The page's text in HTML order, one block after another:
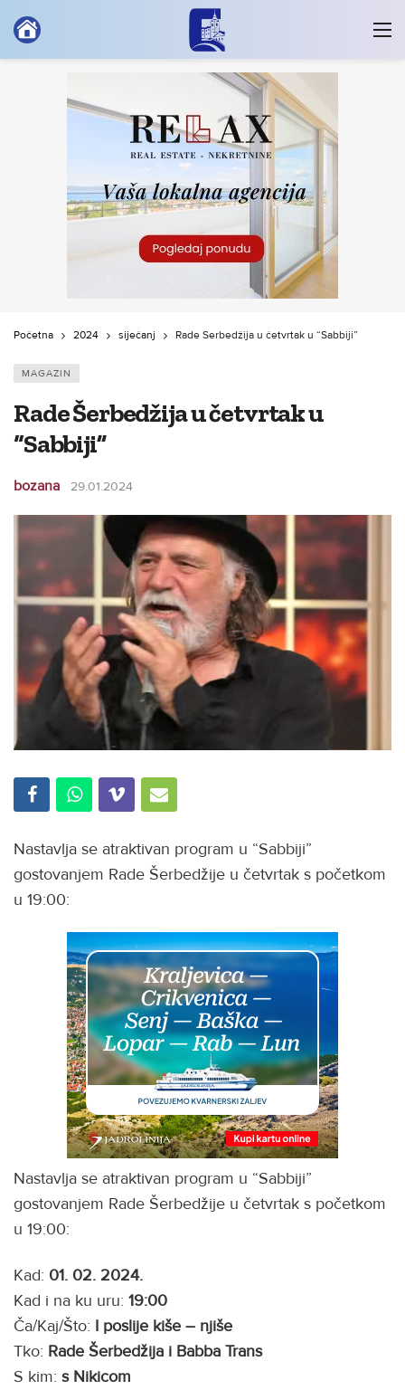
Početna 2024 siječanj Rade Šerbedžija u četvrtak u “Sabbiji”
MAGAZIN
Rade Šerbedžija u četvrtak u
“Sabbiji”
bozana 29.01.2024
Nastavlja se atraktivan program u “Sabbiji”
gostovanjem Rade Šerbedžije u četvrtak s početkom
u 19:00:
Nastavlja se atraktivan program u “Sabbiji”
gostovanjem Rade Šerbedžije u četvrtak s početkom
u 19:00:
Kad: 01. 02. 2024.
Kad i na ku uru: 19:00
Ča/Kaj/Što: I poslije kiše – njiše
Tko: Rade Šerbedžija i Babba Trans
S kim: s Nikicom